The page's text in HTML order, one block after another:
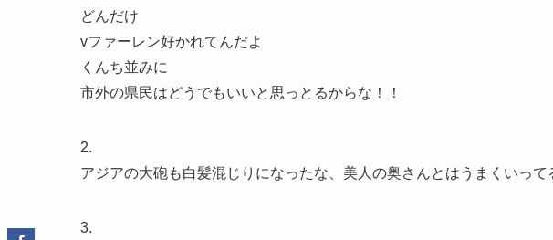
どんだけ
vファーレン好かれてんだよ
くんち並みに
市外の県民はどうでもいいと思っとるからな！！
2.
アジアの大砲も白髪混じりになったな、美人の奥さんとはうまくいって
3.